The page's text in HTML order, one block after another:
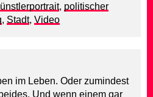
, politischer
, Stadt, Video
im Leben. Oder zumindest
Und wenn einem gar